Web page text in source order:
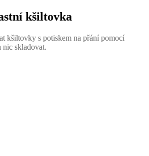
kšiltovka
kšiltovky s potiskem na přání pomocí
nic skladovat.